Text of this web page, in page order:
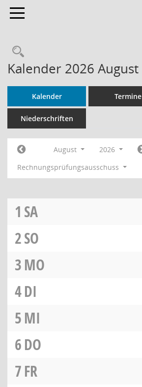
Toggle navigation
Rechercheauswahl
Kalender 2026 August
Kalender Termine
Niederschriften
August 2026
Rechnungsprüfungsausschuss
1 SA
2SO
3MO
4DI
5MI
6DO
7FR